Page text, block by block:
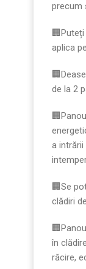
precum
aplica
de la 2
a
🏢Se
clădiri
în
răcire,